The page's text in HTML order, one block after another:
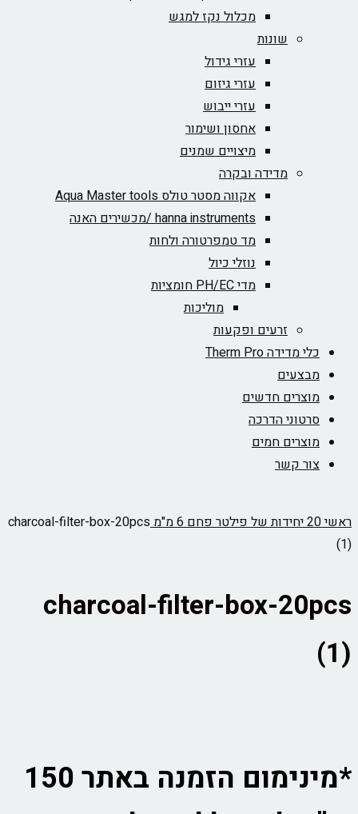
מכלול נקז למגש
שונות
עזרי גידול
עזרי גיזום
עזרי ייבוש
אחסון ושימור
מיצויים שמנים
מדידה ובקרה
אקווה מסטר טולס Aqua Master tools
hanna instruments /מכשירים האנה
מד טמפרטורה ולחות
נוזלי כיול
מדי PH/EC חומציות
מוליכות
זרעים ופקעות
כלי מדידה Therm Pro
מבצעים
מוצרים חדשים
סרטוני הדרכה
מוצרים חמים
צור קשר
ראשי20 יחידות של פילטר פחם 6 מ"מ
charcoal-filter-box-20pcs
(1)
charcoal-filter-box-20pcs
(1)
*מינימום הזמנה באתר 150